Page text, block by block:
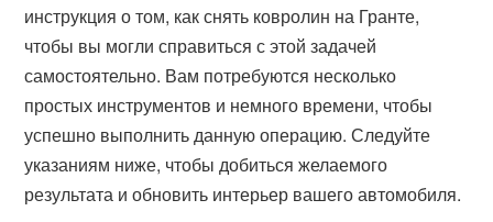
инструкция о том, как снять ковролин на Гранте,
чтобы вы могли справиться с этой задачей
самостоятельно. Вам потребуются несколько
простых инструментов и немного времени, чтобы
успешно выполнить данную операцию. Следуйте
указаниям ниже, чтобы добиться желаемого
результата и обновить интерьер вашего автомобиля.